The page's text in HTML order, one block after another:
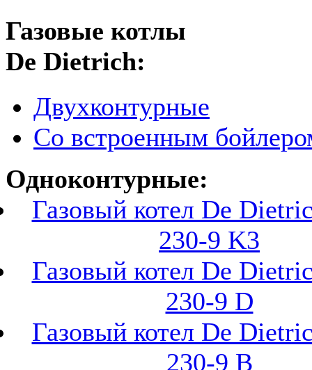
Газовые котлы
De Dietrich:
Двухконтурные
Со встроенным
Одноконтурные:
Газовый котел De
230-9 K3
Газовый котел De
230-9 D
Газовый котел De
230-9 B